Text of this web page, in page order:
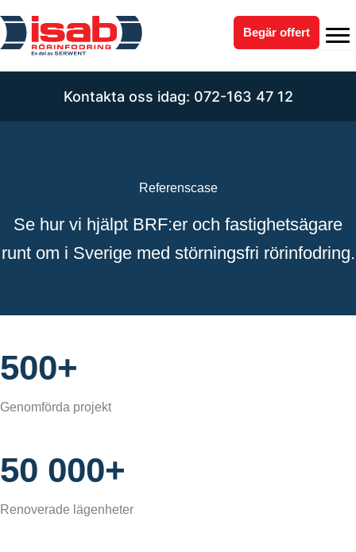
till
innehåll
Begär offert
Kontakta oss idag: 072-163 47 12
Referenscase
Se hur vi hjälpt BRF:er och fastighetsägare
runt om i Sverige med störningsfri rörinfodring.
500+
Genomförda projekt
50 000+
Renoverade lägenheter